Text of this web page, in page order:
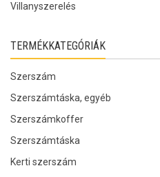
Villanyszerelés
TERMÉKKATEGÓRIÁK
Szerszám
Szerszámtáska, egyéb
Szerszámkoffer
Szerszámtáska
Kerti szerszám